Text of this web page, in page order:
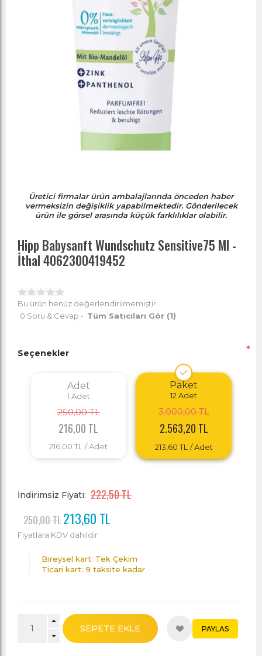
Üretici firmalar ürün ambalajlarında önceden haber
vermeksizin değişiklik yapabilmektedir. Gönderilecek
ürün ile görsel arasında küçük farklılıklar olabilir.
Hipp Babysanft Wundschutz Sensitive75 Ml -
İthal 4062300419452
Bu ürün henüz değerlendirilmemiştir.
0 Soru & Cevap • Tüm Satıcıları Gör (1)
Seçenekler *
Adet
1 Adet
250,00 TL
216,00 TL
216,00 TL / Adet
Paket
12 Adet
3.000,00 TL
2.563,20 TL
213,60 TL / Adet
İndirimsiz Fiyatı: 222,50 TL
250,00 TL 213,60 TL
Fiyatlara KDV dahildir
Bireysel kart: Tek Çekim
Ticari kart: 9 taksite kadar
SEPETE EKLE PAYLAS